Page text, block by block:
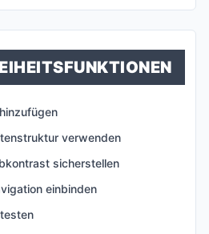
verwenden
sicherstellen
einbinden